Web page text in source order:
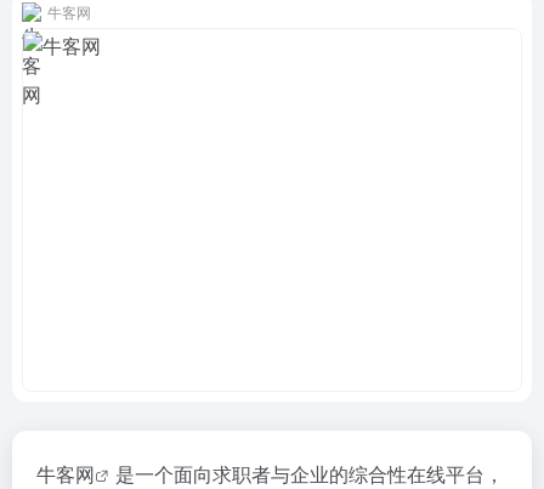
牛客网
牛客网
是一个面向求职者与企业的综合性在线平台，